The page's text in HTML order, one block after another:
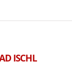
ISCHL